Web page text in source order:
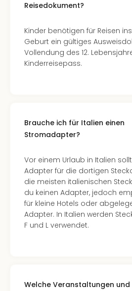
Reisedokument?
Kinder benötigen für Reisen
Geburt ein gültiges
Vollendung des 12.
Kinderreisepass.
Brauche ich für Italien einen
Stromadapter?
Vor einem Urlaub in Italien
Adapter für die dortigen
die meisten italienischen
du keinen Adapter, jedoch
für kleine Hotels oder
Adapter. In Italien werden
F und L verwendet.
Welche Veranstaltungen und